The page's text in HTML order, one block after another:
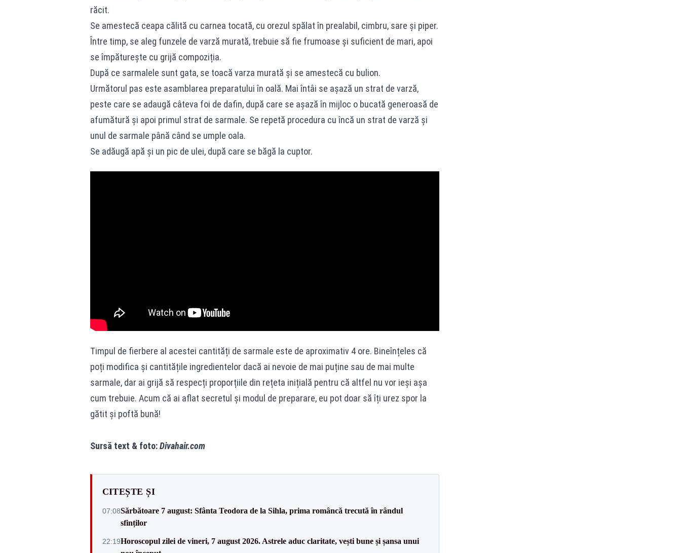
răcit.
Se amestecă ceapa călită cu carnea tocată, cu orezul spălat în prealabil, cimbru, sare și piper.
Între timp, se aleg funzele de varză murată, trebuie să fie frumoase și suficient de mari, apoi
se împăturește cu grijă compoziția.
După ce sarmalele sunt gata, se toacă varza murată şi se amestecă cu bulion.
Următorul pas este asamblarea preparatului în oală. Mai întâi se așază un strat de varză,
peste care se adaugă câteva foi de dafin, după care se așază în mijloc o bucată generoasă de
afumătură și apoi primul strat de sarmale. Se repetă procedura cu încă un strat de varză şi
unul de sarmale până când se umple oala.
Se adăugă apă şi un pic de ulei, după care se băgă la cuptor.
Timpul de fierbere al acestei cantități de sarmale este de aproximativ 4 ore. Bineînțeles că
poți modifica și cantitățile ingredientelor dacă ai nevoie de mai puține sau de mai multe
sarmale, dar ai grijă să respecți proporțiile din rețeta inițială pentru că altfel nu vor ieși așa
cum trebuie. Acum că ai aflat secretul și modul de preparare, eu pot doar să îți urez spor la
gătit și poftă bună!
Sursă text & foto:Divahair.com
CITEȘTE ȘI
07:08Sărbătoare 7 august: Sfânta Teodora de la Sihla, prima româncă trecută în rândul
sfinților
22:19Horoscopul zilei de vineri, 7 august 2026. Astrele aduc claritate, vești bune și șansa unui